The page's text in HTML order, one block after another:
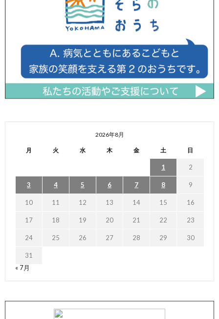
2026年8月
月 火 水 木 金 土 日
1 2
3 4 5 6 7 8 9
10 11 12 13 14 15 16
17 18 19 20 21 22 23
24 25 26 27 28 29 30
31
« 7月